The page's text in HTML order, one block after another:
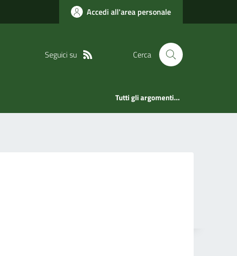
Accedi all'area personale
Seguici su Cerca
Tutti gli argomenti...